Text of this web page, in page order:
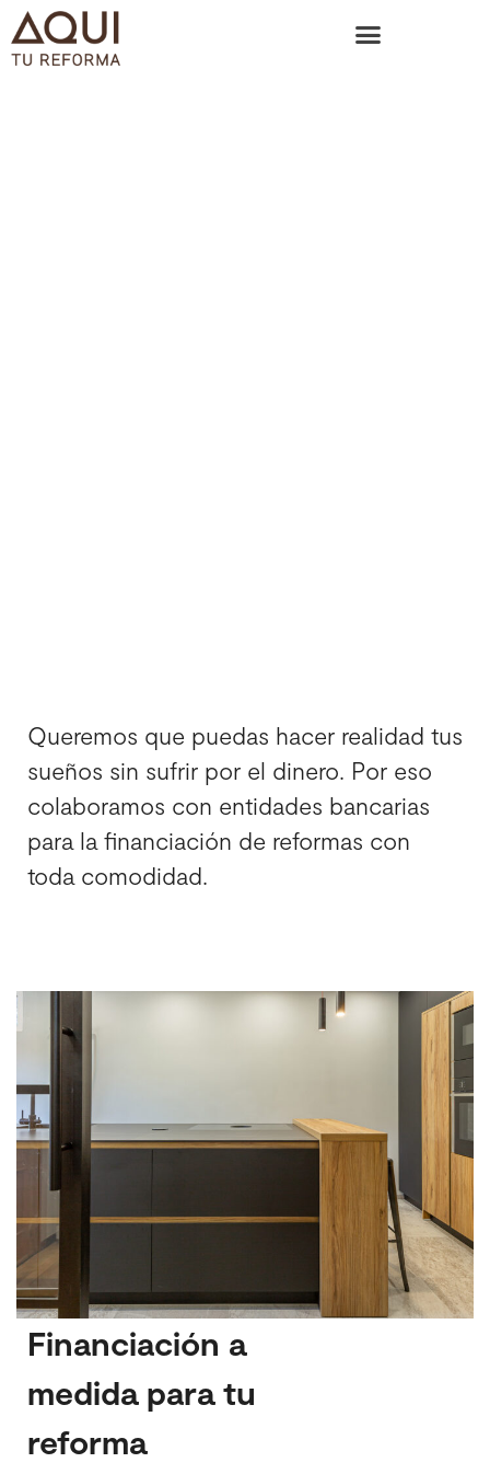
Queremos que puedas hacer realidad tus
sueños sin sufrir por el dinero. Por eso
colaboramos con entidades bancarias
para la financiación de reformas con
toda comodidad.
Financiación a
medida para tu
reforma